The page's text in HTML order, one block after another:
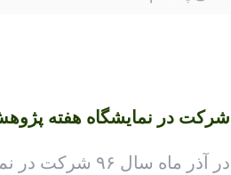
شرکت در نمایشگاه هفته
در آذر ماه سال